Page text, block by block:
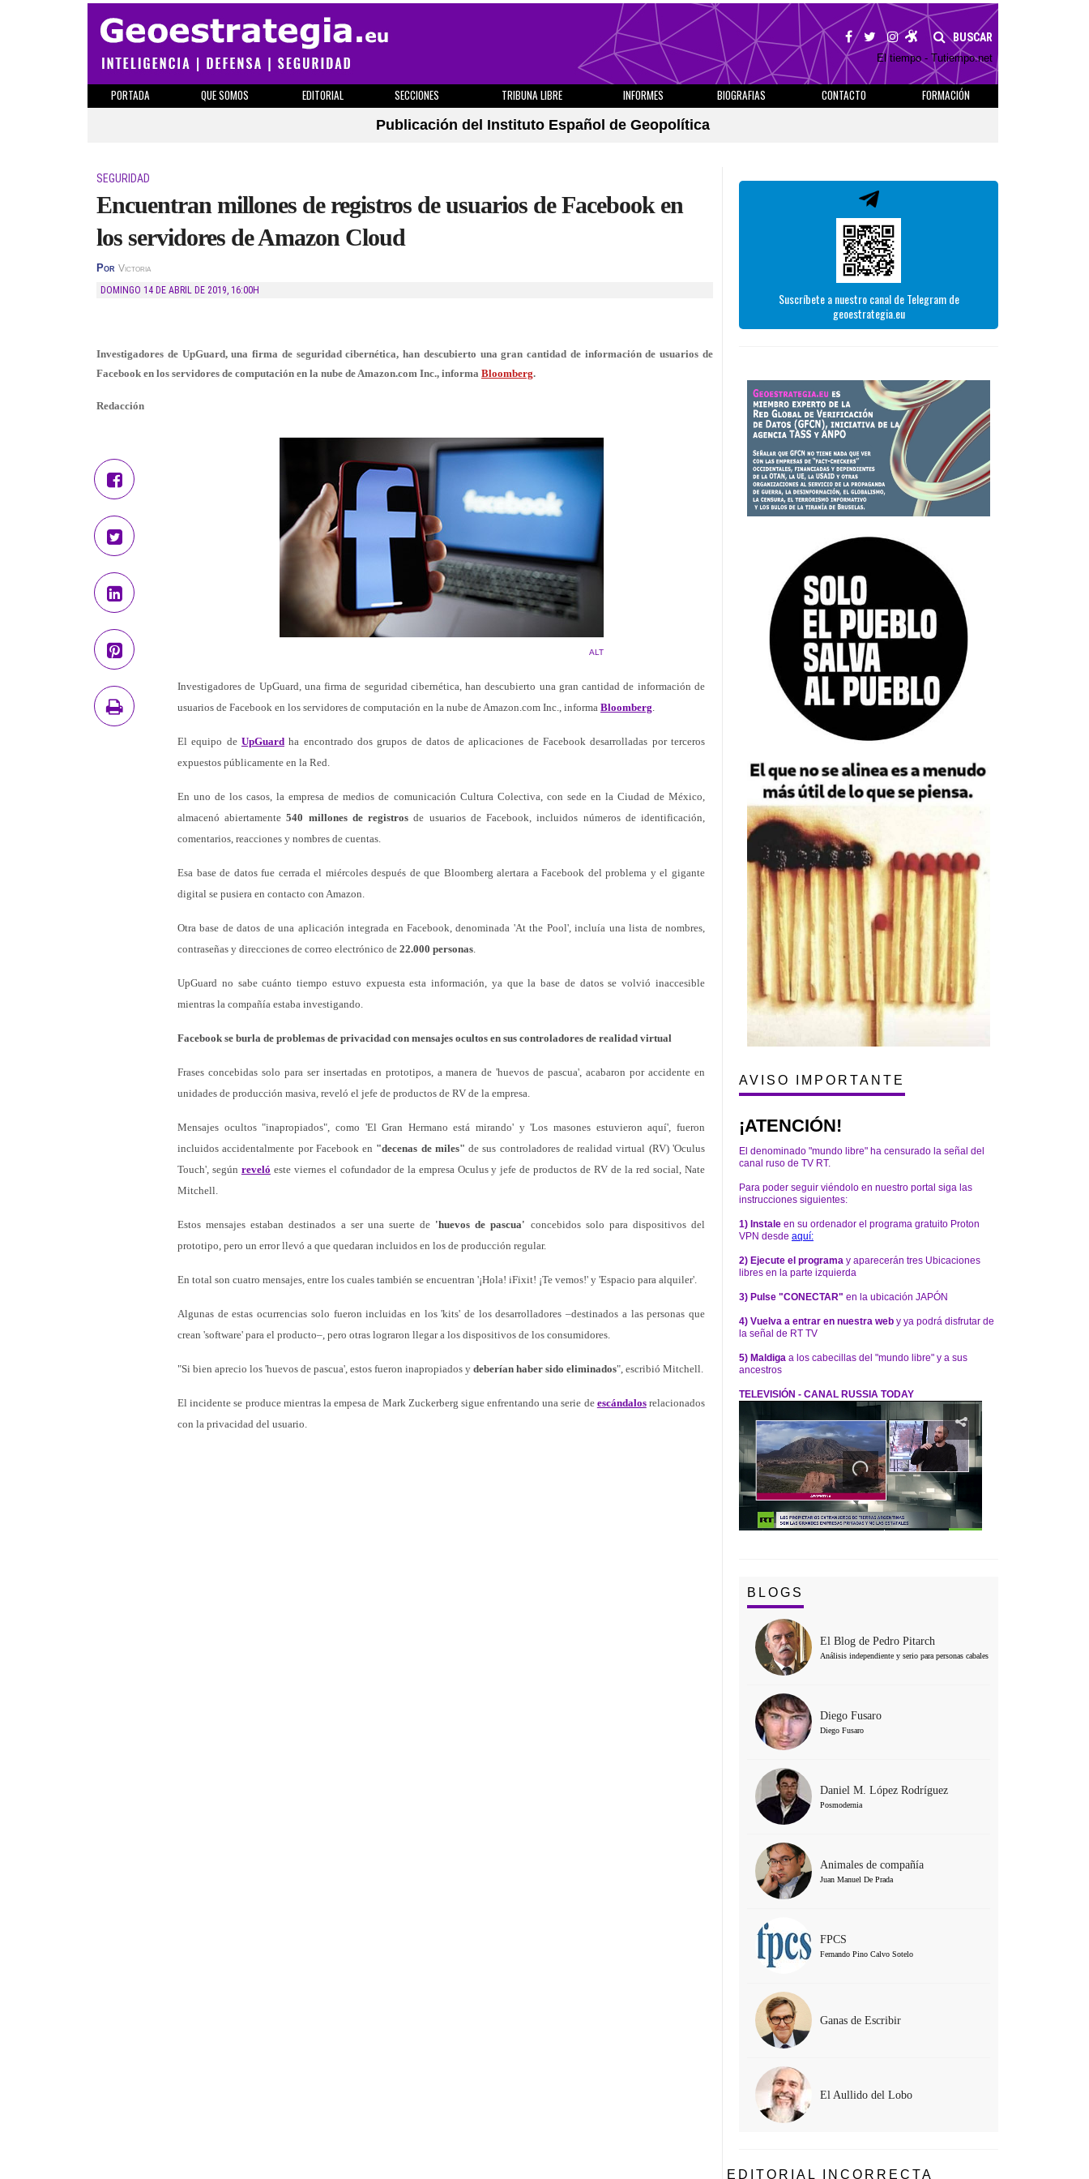
BUSCAR
El tiempo - Tutiempo.net
PORTADA QUE SOMOS EDITORIAL SECCIONES TRIBUNA LIBRE INFORMES BIOGRAFIAS CONTACTO
FORMACIÓN
Publicación del Instituto Español de Geopolítica
SEGURIDAD
Encuentran millones de registros de usuarios de Facebook en
los servidores de Amazon Cloud
Por Victoria
DOMINGO 14 DE ABRIL DE 2019, 16:00H
Investigadores de UpGuard, una firma de seguridad cibernética, han descubierto una gran cantidad de información de usuarios de
Facebook en los servidores de computación en la nube de Amazon.com Inc., informa Bloomberg.
Redacción
ALT
Investigadores de UpGuard, una firma de seguridad cibernética, han descubierto una gran cantidad de información de
usuarios de Facebook en los servidores de computación en la nube de Amazon.com Inc., informa Bloomberg.
El equipo de UpGuardha encontrado dos grupos de datos de aplicaciones de Facebook desarrolladas por terceros
expuestos públicamente en la Red.
En uno de los casos, la empresa de medios de comunicación Cultura Colectiva, con sede en la Ciudad de México,
almacenó abiertamente540 millones de registros de usuarios de Facebook, incluidos números de identificación,
comentarios, reacciones y nombres de cuentas.
Esa base de datos fue cerrada el miércoles después de que Bloomberg alertara a Facebook del problema y el gigante
digital se pusiera en contacto con Amazon.
Otra base de datos de una aplicación integrada en Facebook, denominada 'At the Pool', incluía una lista de nombres,
contraseñas y direcciones de correo electrónico de 22.000 personas.
UpGuard no sabe cuánto tiempo estuvo expuesta esta información, ya que la base de datos se volvió inaccesible
mientras la compañía estaba investigando.
Facebook se burla de problemas de privacidad con mensajes ocultos en sus controladores de realidad virtual
Frases concebidas solo para ser insertadas en prototipos, a manera de 'huevos de pascua', acabaron por accidente en
unidades de producción masiva, reveló el jefe de productos de RV de la empresa.
Mensajes ocultos "inapropiados", como 'El Gran Hermano está mirando' y 'Los masones estuvieron aquí', fueron
incluidos accidentalmente por Facebook en "decenas de miles" de sus controladores de realidad virtual (RV) 'Oculus
Touch', según reveló este viernes el cofundador de la empresa Oculus y jefe de productos de RV de la red social, Nate
Mitchell.
Estos mensajes estaban destinados a ser una suerte de 'huevos de pascua' concebidos solo para dispositivos del
prototipo, pero un error llevó a que quedaran incluidos en los de producción regular.
En total son cuatro mensajes, entre los cuales también se encuentran '¡Hola! iFixit! ¡Te vemos!' y 'Espacio para alquiler'.
Algunas de estas ocurrencias solo fueron incluidas en los 'kits' de los desarrolladores –destinados a las personas que
crean 'software' para el producto–, pero otras lograron llegar a los dispositivos de los consumidores.
"Si bien aprecio los 'huevos de pascua', estos fueron inapropiados y deberían haber sido eliminados", escribió Mitchell.
El incidente se produce mientras la empesa de Mark Zuckerberg sigue enfrentando una serie de escándalosrelacionados
con la privacidad del usuario.
Suscríbete a nuestro canal de Telegram de
geoestrategia.eu
AVISO IMPORTANTE
¡ATENCIÓN!
El denominado "mundo libre" ha censurado la señal del
canal ruso de TV RT.
Para poder seguir viéndolo en nuestro portal siga las
instrucciones siguientes:
1) Instale en su ordenador el programa gratuito Proton
VPN desde aquí:
2) Ejecute el programa y aparecerán tres Ubicaciones
libres en la parte izquierda
3) Pulse "CONECTAR" en la ubicación JAPÓN
4) Vuelva a entrar en nuestra web y ya podrá disfrutar de
la señal de RT TV
5) Maldiga a los cabecillas del "mundo libre" y a sus
ancestros
TELEVISIÓN - CANAL RUSSIA TODAY
BLOGS
El Blog de Pedro Pitarch
Análisis independiente y serio para personas cabales
Diego Fusaro
Diego Fusaro
Daniel M. López Rodríguez
Posmodernia
Animales de compañía
Juan Manuel De Prada
FPCS
Fernando Pino Calvo Sotelo
Ganas de Escribir
El Aullido del Lobo
EDITORIAL INCORRECTA